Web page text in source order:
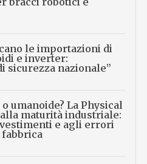
le importazioni di
e inverter:
sicurezza nazionale”
umanoide? La Physical
alla maturità industriale:
e agli errori